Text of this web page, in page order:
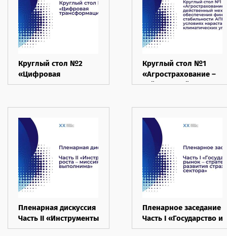
Круглый стол №2
«Цифровая
трансформация»,
Круглый стол №1
«Агрострахование –
действенный
обеспечения
финансовой
стабильности АПК»,
27.05.2025
Пленарная дискуссия
Часть II «Инструменты
роста – миссия
Пленарное заседание
Часть I «Государство и
рынок – стратегии